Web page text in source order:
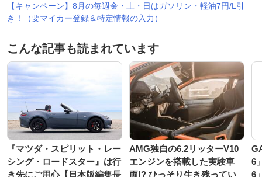
【キャンペーン】8月の毎週金・土・日はガソリン・軽油7円/L引
き！（要マイカー登録＆特定情報の入力）
こんな記事も読まれています
『マツダ・スピリット・レー
シング・ロードスター』は行
き先にご用心【日本版編集長
AMG独自の6.2リッターV10
エンジンを搭載した実験車
両!? ひっそり生き残ってい
6
6